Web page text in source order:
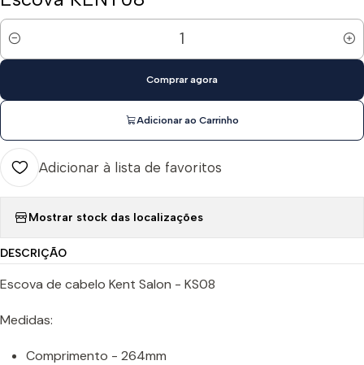
Quantidade
Adicionar ao Carrinho
Comprar agora
Adicionar à lista de favoritos
Mostrar stock das localizações
DESCRIÇÃO
Escova de cabelo Kent Salon - KS08
Medidas:
Comprimento - 264mm